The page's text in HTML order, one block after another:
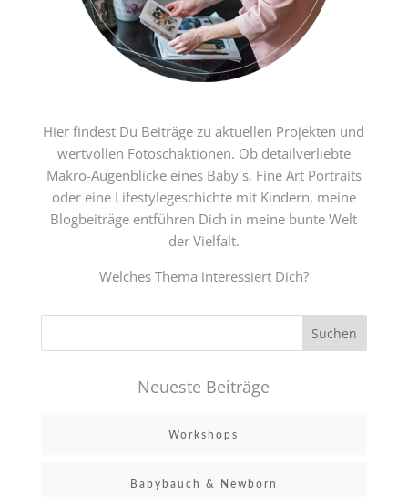
Hier findest Du Beiträge zu aktuellen Projekten und
wertvollen Fotoschaktionen. Ob detailverliebte
Makro-Augenblicke eines Baby´s, Fine Art Portraits
oder eine Lifestylegeschichte mit Kindern, meine
Blogbeiträge entführen Dich in meine bunte Welt
der Vielfalt.
Welches Thema interessiert Dich?
Neueste Beiträge
Workshops
Babybauch & Newborn